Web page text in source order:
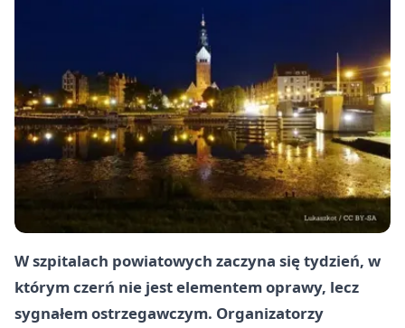
W szpitalach powiatowych zaczyna się tydzień, w
którym czerń nie jest elementem oprawy, lecz
sygnałem ostrzegawczym. Organizatorzy